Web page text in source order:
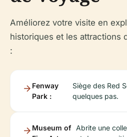
Améliorez votre visite en
historiques et les attractions
:
Fenway
Park :
Siège des Red
quelques pas.
Museum of
Abrite une